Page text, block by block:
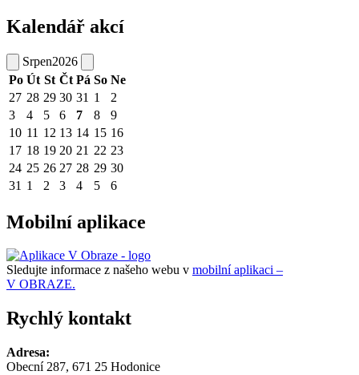
Kalendář akcí
Srpen2026
Po Út St Čt Pá So Ne
27 28 29 30 31 1
2
3
4 5 6 7 8
9
10 11 12 13 14 15 16
17 18 19 20 21 22 23
24 25 26 27 28 29 30
31 1 2 3 4 5 6
Mobilní aplikace
Sledujte informace z našeho webu v mobilní aplikaci –
V OBRAZE.
Rychlý kontakt
Adresa:
Obecní 287, 671 25 Hodonice